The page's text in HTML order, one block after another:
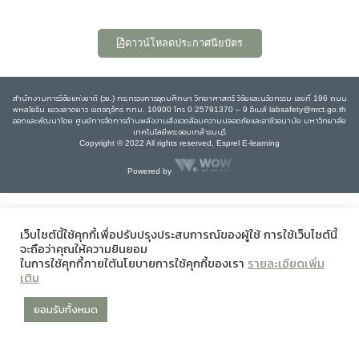
ดาวน์โหลดประกาศนียบัตร
สำนักงานการวิจัยแห่งชาติ (วช.) กระทรวงการอุดมศึกษา วิทยาศาสตร์ วิจัยและนวัตกรรม เลขที่ 196 ถนน
พหลโยธิน แขวงลาดยาว เขตจตุจักร กทม. 10900 โทร 0 25791370 – 9 อีเมล์ labsafety@nrct.go.th
ออกและพัฒนาโดย ศูนย์การจัดการด้านพลังงานสิ่งแวดล้อมความปลอดภัยและอาชีวอนามัย มหาวิทยาลัย
เทคโนโลยีพระจอมเกล้าธนบุรี
Copyright © 2022 All rights reserved, Esprel E-learning
Powered by
เว็บไซต์นี้ใช้คุกกี้เพื่อปรับปรุงประสบการณ์ของผู้ใช้ การใช้เว็บไซต์นี้
จะถือว่าคุณให้ความยินยอม
ในการใช้คุกกี้ภายใต้นโยบายการใช้คุกกี้ของเรา รายละเอียดเพิ่ม
เติม
ยอมรับทั้งหมด